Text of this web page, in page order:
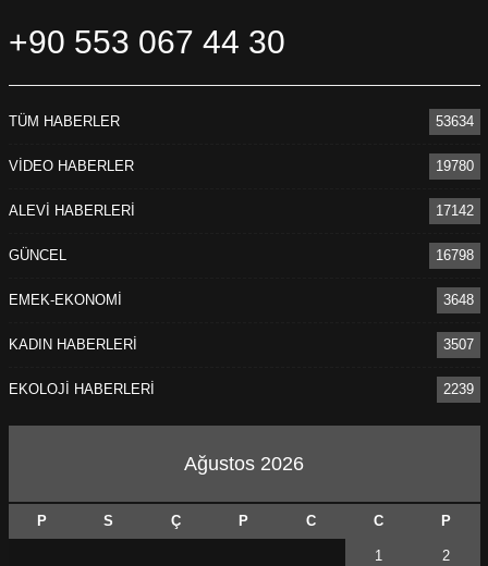
+90 553 067 44 30
TÜM HABERLER 53634
VİDEO HABERLER 19780
ALEVİ HABERLERİ 17142
GÜNCEL 16798
EMEK-EKONOMİ 3648
KADIN HABERLERİ 3507
EKOLOJİ HABERLERİ 2239
Ağustos 2026
P S Ç P C C P
1 2